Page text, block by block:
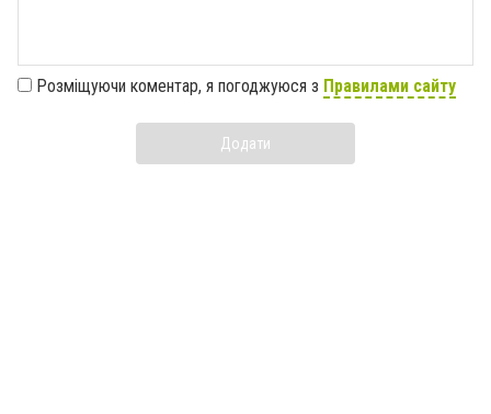
Розміщуючи коментар, я погоджуюся з Правилами сайту
Додати